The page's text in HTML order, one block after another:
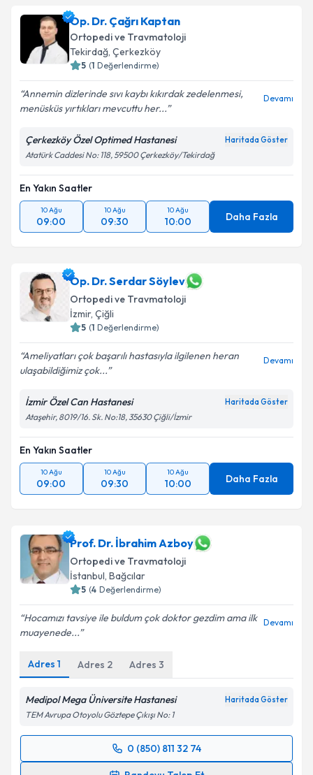
Op. Dr. Çağrı Kaptan
Ortopedi ve Travmatoloji
Tekirdağ, Çerkezköy
5 (1 Değerlendirme)
Annemin dizlerinde sıvı kaybı kıkırdak zedelenmesi,
menüsküs yırtıkları mevcuttu her...
Devamı
Çerkezköy Özel Optimed Hastanesi Haritada Göster
Atatürk Caddesi No: 118, 59500 Çerkezköy/Tekirdağ
En Yakın Saatler
10 Ağu
09:00
10 Ağu
09:30
10 Ağu
10:00 Daha Fazla
Op. Dr. Serdar Söylev
Ortopedi ve Travmatoloji
İzmir, Çiğli
5 (1 Değerlendirme)
Ameliyatları çok başarılı hastasıyla ilgilenen heran
ulaşabildiğimiz çok...
Devamı
İzmir Özel Can Hastanesi Haritada Göster
Ataşehir, 8019/16. Sk. No:18, 35630 Çiğli/İzmir
En Yakın Saatler
10 Ağu
09:00
10 Ağu
09:30
10 Ağu
10:00 Daha Fazla
Prof. Dr. İbrahim Azboy
Ortopedi ve Travmatoloji
İstanbul, Bağcılar
5 (4 Değerlendirme)
Hocamızı tavsiye ile buldum çok doktor gezdim ama ilk
muayenede...
Devamı
Adres 1 Adres 2 Adres 3
Medipol Mega Üniversite Hastanesi Haritada Göster
TEM Avrupa Otoyolu Göztepe Çıkışı No: 1
0 (850) 811 32 74
Randevu Takvimi Talebi